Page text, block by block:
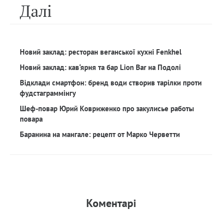
Далi
Новий заклад: ресторан веганської кухні Fenkhel
Новий заклад: кав‘ярня та бар Lion Bar на Подолі
Відклади смартфон: бренд води створив тарілки проти
фудстаграммінгу
Шеф-повар Юрий Ковриженко про закулисье работы
повара
Баранина на мангале: рецепт от Марко Черветти
Коментарi